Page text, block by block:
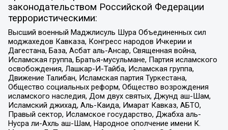
законодательством Российской Федерации
террористическими:
Высший военный Маджлисуль Шура Объединенных сил
моджахедов Кавказа, Конгресс народов Ичкерии и
Дагестана, База, Асбат аль-Ансар, Священная война,
Исламская группа, Братья-мусульмане, Партия исламского
освобождения, Лашкар-И-Тайба, Исламская группа,
Движение Талибан, Исламская партия Туркестана,
Общество социальных реформ, Общество возрождения
исламского наследия, Дом двух святых, Джунд аш-Шам,
Исламский джихад, Аль-Каида, Имарат Кавказ, АБТО,
Правый сектор, Исламское государство, Джабха аль-
Нусра ли-Ахль аш-Шам, Народное ополчение имени К.